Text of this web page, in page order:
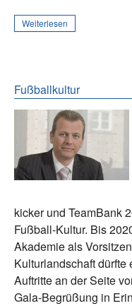
Weiterlesen
Fußballkultur
kicker und TeamBank
Fußball-Kultur. Bis
Akademie als
Kulturlandschaft
Auftritte an der Seite
Gala-Begrüßung in